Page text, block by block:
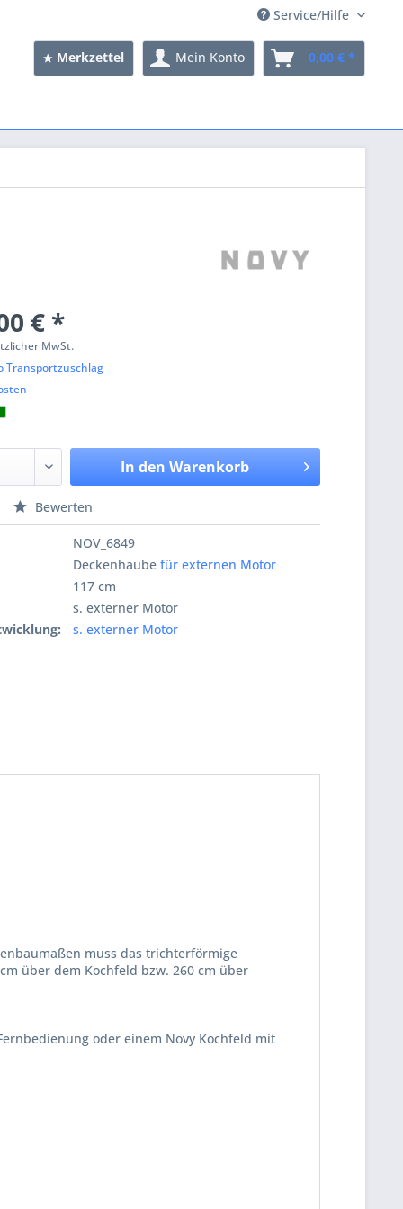
Service/Hilfe
Merkzettel Mein Konto 0,00 € *
€ *
MwSt.
Transportzuschlag
In den Warenkorb
Bewerten
NOV_6849
Deckenhaubefür externen Motor
117 cm
s. externer Motor
s. externer Motor
muss das trichterförmige
über dem Kochfeld bzw. 260 cm über
oder einem Novy Kochfeld mit